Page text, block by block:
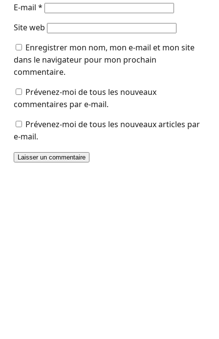
E-mail *
Site web
Enregistrer mon nom, mon e-mail et mon site
dans le navigateur pour mon prochain
commentaire.
Prévenez-moi de tous les nouveaux
commentaires par e-mail.
Prévenez-moi de tous les nouveaux articles par
e-mail.